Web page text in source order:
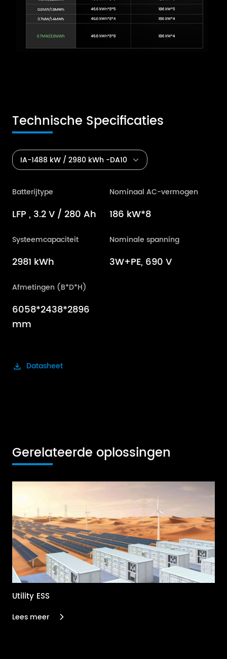
Technische Specificaties
IA-1488 kW / 2980 kWh -DA10
Batterijtype
LFP , 3.2 V / 280 Ah
Nominaal AC-vermogen
186 kW*8
Systeemcapaciteit
2981 kWh
Nominale spanning
3W+PE, 690 V
Afmetingen (B*D*H)
6058*2438*2896
mm
Datasheet
Gerelateerde oplossingen
Utility ESS
Lees meer